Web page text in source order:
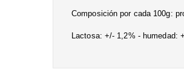
Composición por cada 100g:
Lactosa: +/- 1,2% - humedad: